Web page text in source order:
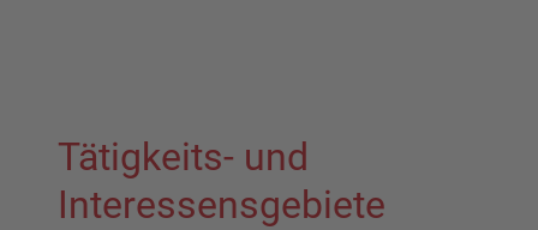
Tätigkeits- und
Interessensgebiete